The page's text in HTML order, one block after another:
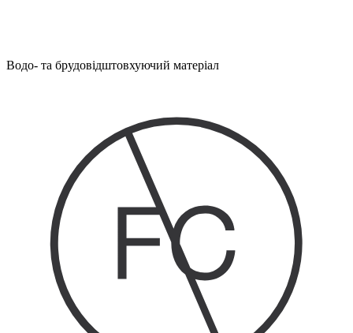
Водо- та брудовідштовхуючий матеріал